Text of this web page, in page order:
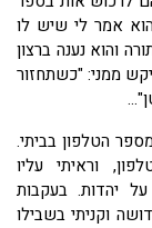
אמר לי שיש לו
והוא נענה ברצון
ממני: "כשתחזור
הטלפון בביתי.
וראיתי עליו
יהדות. בעקבות
וקניתי בשבילו